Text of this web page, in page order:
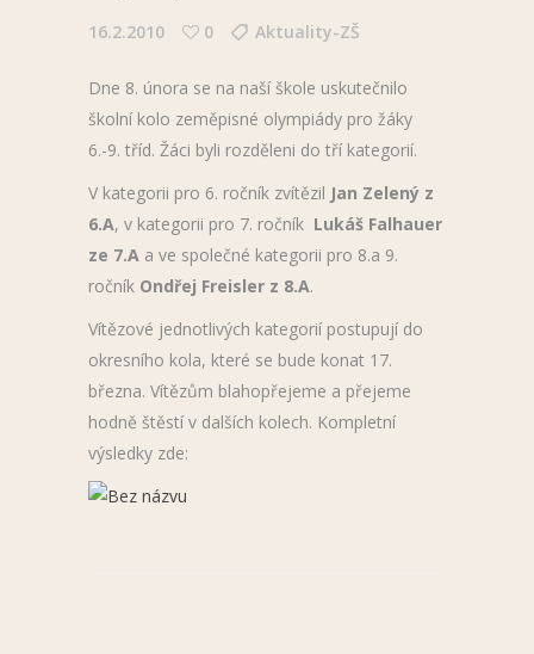
16.2.2010 0 Aktuality-ZŠ
Dne 8. února se na naší škole uskutečnilo
školní kolo zeměpisné olympiády pro žáky
6.-9. tříd. Žáci byli rozděleni do tří kategorií.
V kategorii pro 6. ročník zvítězil Jan Zelený z
6.A, v kategorii pro 7. ročník Lukáš Falhauer
ze 7.A a ve společné kategorii pro 8.a 9.
ročník Ondřej Freisler z 8.A.
Vítězové jednotlivých kategorií postupují do
okresního kola, které se bude konat 17.
března. Vítězům blahopřejeme a přejeme
hodně štěstí v dalších kolech. Kompletní
výsledky zde: